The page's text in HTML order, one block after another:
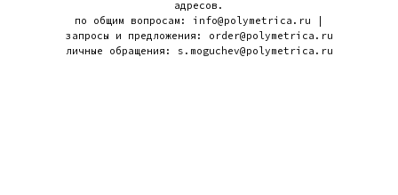
адресов.
по общим вопросам: info@polymetrica.ru |
запросы и предложения: order@polymetrica.ru
личные обращения: s.moguchev@polymetrica.ru